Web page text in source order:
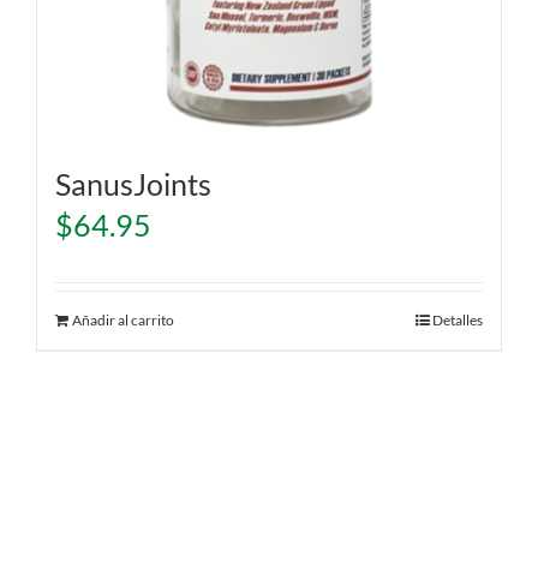
SanusJoints
$64.95
Añadir al carrito Detalles